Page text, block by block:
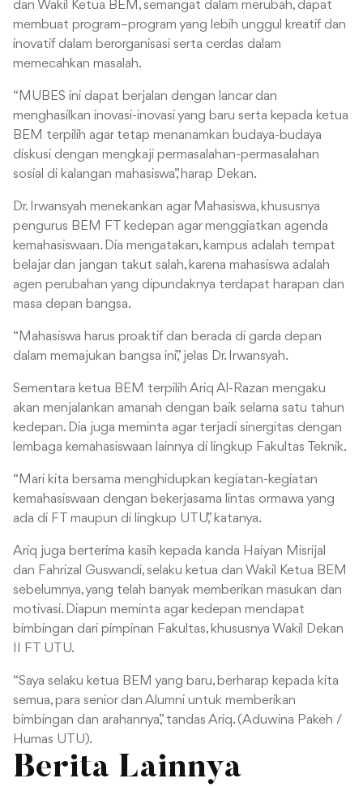
dan Wakil Ketua BEM, semangat dalam merubah, dapat
membuat program–program yang lebih unggul kreatif dan
inovatif dalam berorganisasi serta cerdas dalam
memecahkan masalah.
“MUBES ini dapat berjalan dengan lancar dan
menghasilkan inovasi-inovasi yang baru serta kepada ketua
BEM terpilih agar tetap menanamkan budaya-budaya
diskusi dengan mengkaji permasalahan-permasalahan
sosial di kalangan mahasiswa”, harap Dekan.
Dr. Irwansyah menekankan agar Mahasiswa, khususnya
pengurus BEM FT kedepan agar menggiatkan agenda
kemahasiswaan. Dia mengatakan, kampus adalah tempat
belajar dan jangan takut salah, karena mahasiswa adalah
agen perubahan yang dipundaknya terdapat harapan dan
masa depan bangsa.
“Mahasiswa harus proaktif dan berada di garda depan
dalam memajukan bangsa ini,” jelas Dr. Irwansyah.
Sementara ketua BEM terpilih Ariq Al-Razan mengaku
akan menjalankan amanah dengan baik selama satu tahun
kedepan. Dia juga meminta agar terjadi sinergitas dengan
lembaga kemahasiswaan lainnya di lingkup Fakultas Teknik.
“Mari kita bersama menghidupkan kegiatan-kegiatan
kemahasiswaan dengan bekerjasama lintas ormawa yang
ada di FT maupun di lingkup UTU,” katanya.
Ariq juga berterima kasih kepada kanda Haiyan Misrijal
dan Fahrizal Guswandi, selaku ketua dan Wakil Ketua BEM
sebelumnya, yang telah banyak memberikan masukan dan
motivasi. Diapun meminta agar kedepan mendapat
bimbingan dari pimpinan Fakultas, khususnya Wakil Dekan
II FT UTU.
“Saya selaku ketua BEM yang baru, berharap kepada kita
semua, para senior dan Alumni untuk memberikan
bimbingan dan arahannya,” tandas Ariq. (Aduwina Pakeh /
Humas UTU).
Berita Lainnya